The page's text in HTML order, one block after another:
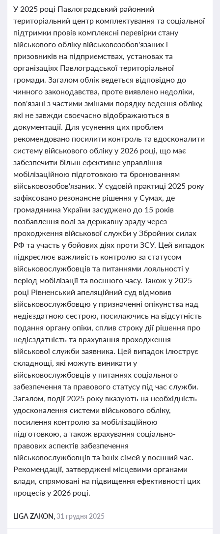
У 2025 році Павлоградський районний
територіальний центр комплектування та соціальної
підтримки провів комплексні перевірки стану
військового обліку військовозобов'язаних і
призовників на підприємствах, установах та
організаціях Павлоградської територіальної
громади. Загалом облік ведеться відповідно до
чинного законодавства, проте виявлено недоліки,
пов'язані з частими змінами порядку ведення обліку,
які не завжди своєчасно відображаються в
документації. Для усунення цих проблем
рекомендовано посилити контроль та вдосконалити
систему військового обліку у 2026 році, що має
забезпечити більш ефективне управління
мобілізаційною підготовкою та бронюванням
військовозобов'язаних. У судовій практиці 2025 року
зафіксовано резонансне рішення у Сумах, де
громадянина України засуджено до 15 років
позбавлення волі за державну зраду через
проходження військової служби у Збройних силах
РФ та участь у бойових діях проти ЗСУ. Цей випадок
підкреслює важливість контролю за статусом
військовослужбовців та питаннями лояльності у
період мобілізації та воєнного часу. Також у 2025
році Рівненський апеляційний суд відмовив
військовослужбовцю у призначенні опікунства над
недієздатною сестрою, посилаючись на відсутність
подання органу опіки, сплив строку дії рішення про
недієздатність та врахування проходження
військової служби заявника. Цей випадок ілюструє
складнощі, які можуть виникати у
військовослужбовців у питаннях соціального
забезпечення та правового статусу під час служби.
Загалом, події 2025 року вказують на необхідність
удосконалення системи військового обліку,
посилення контролю за мобілізаційною
підготовкою, а також врахування соціально-
правових аспектів забезпечення
військовослужбовців та їхніх сімей у воєнний час.
Рекомендації, затверджені місцевими органами
влади, спрямовані на підвищення ефективності цих
процесів у 2026 році.
LIGA ZAKON,31 грудня 2025